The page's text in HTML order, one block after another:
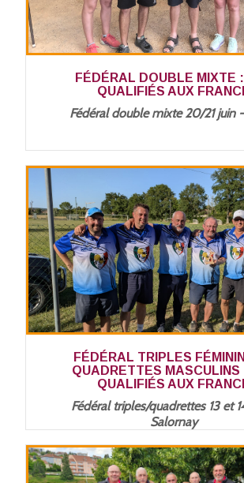
FÉDÉRAL DOUBLE MIXTE
QUALIFIÉS AUX
Fédéral double mixte 20/21 juin
FÉDÉRAL TRIPLES
QUADRETTES MASCULINS
QUALIFIÉS AUX
Fédéral triples/quadrettes 13 et
Salornay